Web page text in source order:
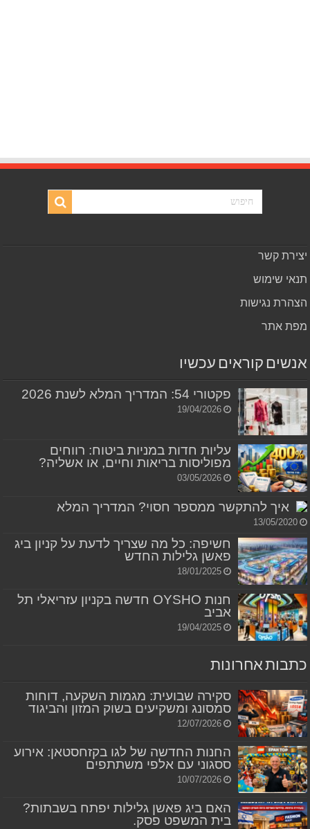
יצירת קשר
תנאי שימוש
הצהרת נגישות
מפת אתר
אנשים קוראים עכשיו
פקטורי 54: המדריך המלא לשנת 2026
19/04/2026
עליות חדות במניות ביטוח: רווחים
מפוליסות בריאות וחיים, או אשליה?
03/05/2026
איך להתקשר ממספר חסוי? המדריך המלא
13/05/2020
חשיפה: כל מה שצריך לדעת על קניון ביג
פאשן גלילות החדש
18/01/2025
חנות OYSHO חדשה בקניון עזריאלי תל
אביב
19/04/2025
כתבות אחרונות
סקירה שבועית: מגמות השקעה, דוחות
סמסונג ומשקיעים בשוק המזון והביגוד
12/07/2026
החנות החדשה של לגו בקזחסטאן: אירוע
ססגוני עם אלפי משתתפים
10/07/2026
האם ביג פאשן גלילות יפתח בשבתות?
בית המשפט פסק.